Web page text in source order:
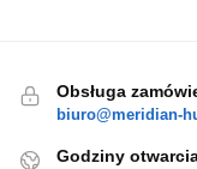
Obsługa
biuro@meridian-
Godziny